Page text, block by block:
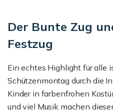
Der Bunte Zug
Festzug
Ein echtes Highlight für alle
Schützenmontag durch die
Kinder in farbenfrohen
und viel Musik machen